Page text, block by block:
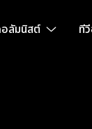
ลัมนิสต์ ที